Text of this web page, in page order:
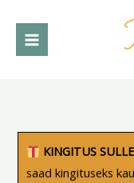
content
KINGITUS
saad kingituseks
Päikesekiviga